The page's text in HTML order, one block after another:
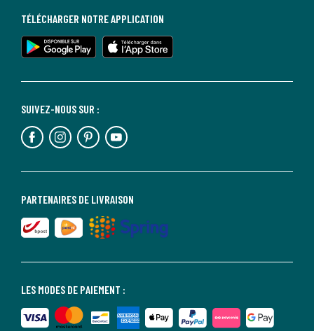
LES MODES DE PAIEMENT :
PARTENAIRES DE LIVRAISON
SUIVEZ-NOUS SUR :
TÉLÉCHARGER NOTRE APPLICATION